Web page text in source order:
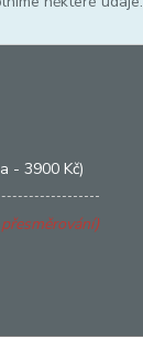
- 3900 Kč)